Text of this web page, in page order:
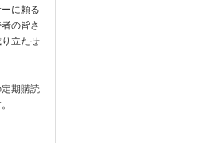
に頼る
の皆さ
立たせ
期購読